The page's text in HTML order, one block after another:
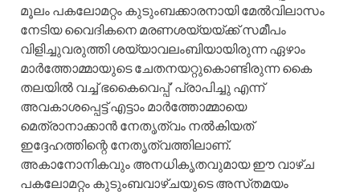
മൂലം പകലോമറ്റം കുടുംബക്കാരനായി മേല്‍വിലാസം
നേടിയ വൈദികനെ മരണശയ്യയ്ക്ക്‌ സമീപം
വിളിച്ചുവരുത്തി ശയ്യാവലംബിയായിരുന്ന ഏഴാം
മാര്‍ത്തോമ്മായുടെ ചേതനയറ്റുകൊണ്ടിരുന്ന കൈ
തലയില്‍ വച്ച്‌ ഭകൈവെപ്പ്‌’ പ്രാപിച്ചു എന്ന്‌
അവകാശപ്പെട്ട്‌ എട്ടാം മാര്‍ത്തോമ്മായെ
മെത്രാനാക്കാന്‍ നേതൃത്വം നല്‍കിയത്‌
ഇദ്ദേഹത്തിന്റെ നേതൃത്വത്തിലാണ്‌.
അകാനോനികവും അനധികൃതവുമായ ഈ വാഴ്‌ച
പകലോമറ്റം കുടുംബവാഴ്‌ചയുടെ അസ്‌തമയം